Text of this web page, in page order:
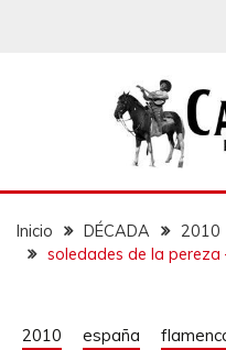
MIS
Inicio DÉCADA
2010
soledades de la pereza
2010 españa